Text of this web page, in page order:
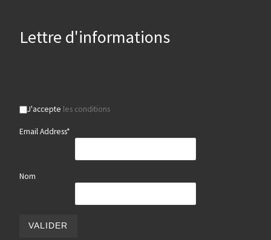
Lettre d'informations
J'accepte les conditions
Email Address*
Nom